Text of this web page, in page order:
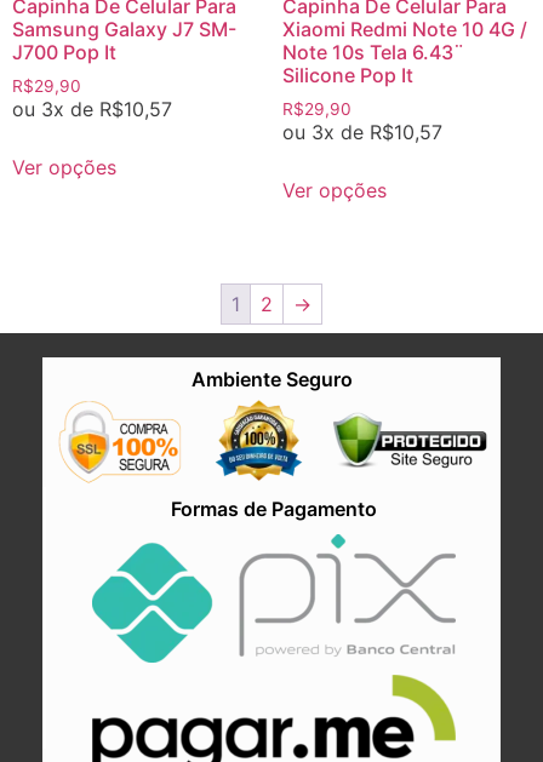
Capinha De Celular Para
Samsung Galaxy J7 SM-
J700 Pop It
R$29,90
ou 3x de R$10,57
Ver opções
Capinha De Celular Para
Xiaomi Redmi Note 10 4G /
Note 10s Tela 6.43¨
Silicone Pop It
R$29,90
ou 3x de R$10,57
Ver opções
1 2 →
Ambiente Seguro
Formas de Pagamento